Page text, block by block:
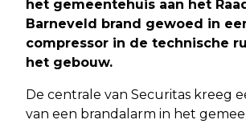
het gemeentehuis aan het
Barneveld brand gewoed in
compressor in de technische
het gebouw.
De centrale van Securitas kreeg
van een brandalarm in het